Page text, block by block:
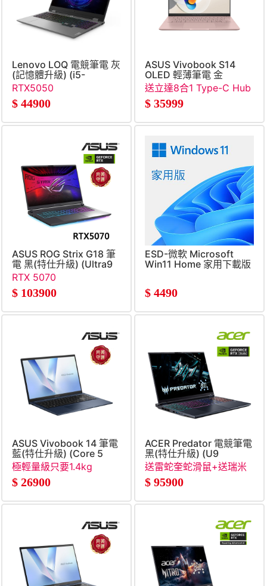
Lenovo LOQ 電競筆電 灰
(記憶體升級) (i5-
13450HX&#47;16G+16G&#47;512G
SSD&#47;RTX5050&#47;W11)
RTX5050
$ 44900
ASUS Vivobook S14
OLED 輕薄筆電 金
(Ultra5
226V&#47;16G&#47;512G
SSD&#47;WIN11)
送立達8合1 Type-C Hub
集線器+送PC-cillin三年
$ 35999
ASUS ROG Strix G18 筆
電 黑(特仕升級) (Ultra9
290HX&#47;16G+32G&#47;1TB+2TB
SSD&#47;RTX5070)
RTX 5070
$ 103900
ESD-微軟 Microsoft
Win11 Home 家用下載版
$ 4490
ASUS Vivobook 14 筆電
藍(特仕升級) (Core 5
120U&#47;8G+16G&#47;1TB
SSD&#47;W11)
極輕量級只要1.4kg
$ 26900
ACER Predator 電競筆電
黑(特仕升級) (U9
SSD&#47;RTX5070Ti)
送雷蛇奎蛇滑鼠+送瑞米
收納立架
$ 95900